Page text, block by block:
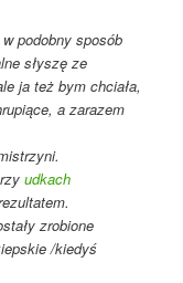
podobny sposób
słyszę ze
ja też bym chciała,
a zarazem
udkach
zrobione
/kiedyś